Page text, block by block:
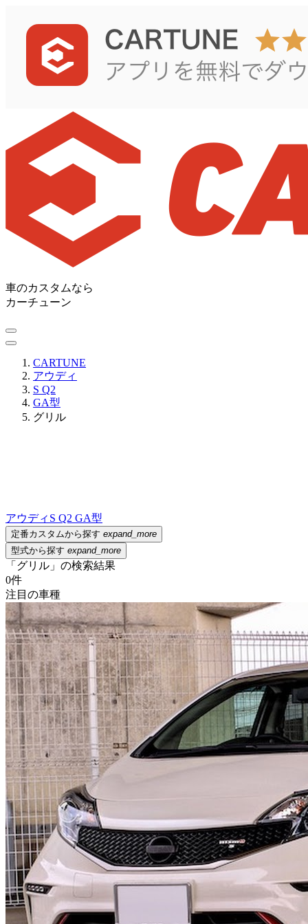
車のカスタムなら
カーチューン
CARTUNE
アウディ
S Q2
GA型
グリル
アウディ S Q2 GA型
定番カスタムから探す expand_more
型式から探す expand_more
「グリル」の検索結果
0件
注目の車種